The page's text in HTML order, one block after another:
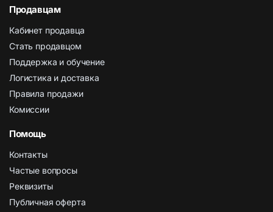
Продавцам
Кабинет продавца
Стать продавцом
Поддержка и обучение
Логистика и доставка
Правила продажи
Комиссии
Помощь
Контакты
Частые вопросы
Реквизиты
Публичная оферта